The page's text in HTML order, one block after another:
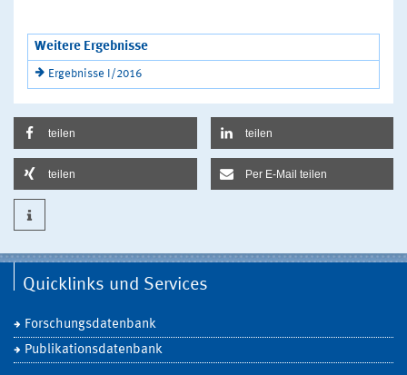
Weitere Ergebnisse
Ergebnisse I/2016
teilen teilen
teilen Per E-Mail teilen
Quicklinks und Services
Forschungsdatenbank
Publikationsdatenbank